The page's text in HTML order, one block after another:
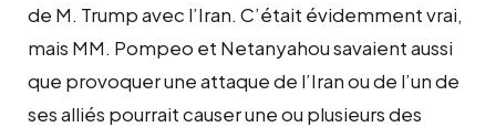
de M. Trump avec l’Iran. C’était évidemment vrai,
mais MM. Pompeo et Netanyahou savaient aussi
que provoquer une attaque de l’Iran ou de l’un de
ses alliés pourrait causer une ou plusieurs des